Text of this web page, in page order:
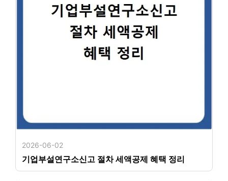
2026-06-02
기업부설연구소신고 절차 세액공제 혜택 정리